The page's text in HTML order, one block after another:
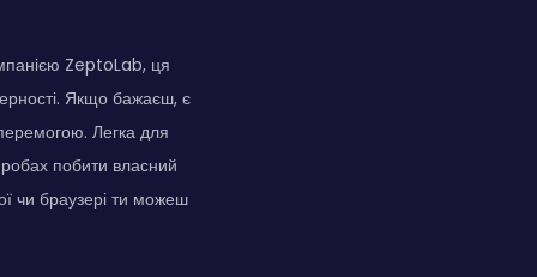
ZeptoLab, ця
Якщо бажаєш, є
Легка для
побити власний
чи браузері ти можеш